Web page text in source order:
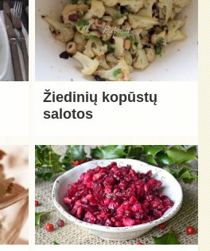
Žiedinių kopūstų
salotos